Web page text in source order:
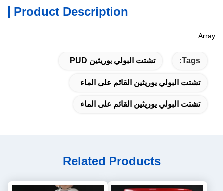
Product Description
Array
Tags: تشتت البولي يوريثين PUD
تشتت البولي يوريثين القائم على الماء
تشتت البولي يوريثين القائم على الماء
Related Products